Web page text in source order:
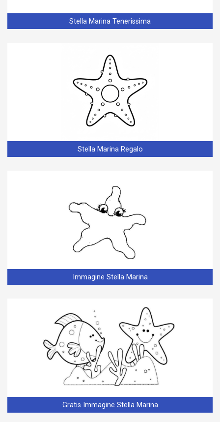
Stella Marina Tenerissima
Stella Marina Regalo
Immagine Stella Marina
Gratis Immagine Stella Marina